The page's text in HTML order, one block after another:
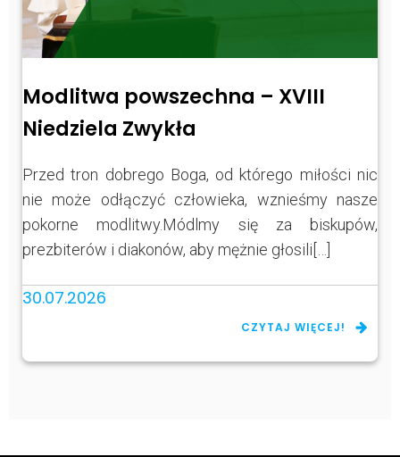
Modlitwa powszechna – XVIII
Niedziela Zwykła
Przed tron dobrego Boga, od którego miłości nic
nie może odłączyć człowieka, wznieśmy nasze
pokorne modlitwy.Módlmy się za biskupów,
prezbiterów i diakonów, aby mężnie głosili[…]
30.07.2026
CZYTAJ WIĘCEJ!